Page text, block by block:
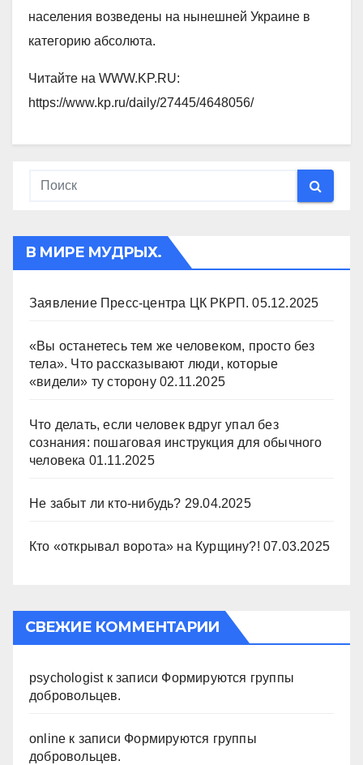
населения возведены на нынешней Украине в
категорию абсолюта.
Читайте на WWW.KP.RU:
https://www.kp.ru/daily/27445/4648056/
В МИРЕ МУДРЫХ.
Заявление Пресс-центра ЦК РКРП. 05.12.2025
«Вы останетесь тем же человеком, просто без
тела». Что рассказывают люди, которые
«видели» ту сторону 02.11.2025
Что делать, если человек вдруг упал без
сознания: пошаговая инструкция для обычного
человека 01.11.2025
Не забыт ли кто-нибудь? 29.04.2025
Кто «открывал ворота» на Курщину?! 07.03.2025
СВЕЖИЕ КОММЕНТАРИИ
psychologistк записи Формируются группы
добровольцев.
online к записи Формируются группы
добровольцев.